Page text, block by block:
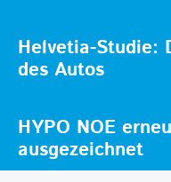
Helvetia-Studie:
des Autos
HYPO NOE
ausgezeichnet